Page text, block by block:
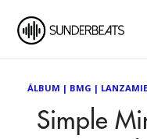
ÁLBUM | BMG |
Simple